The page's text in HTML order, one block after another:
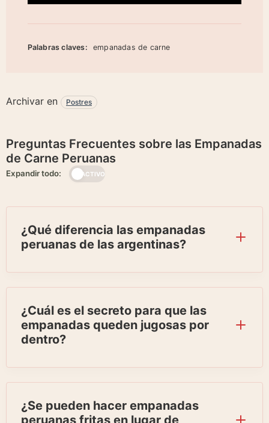
Palabras claves: empanadas de carne
Archivar en Postres
Preguntas Frecuentes sobre las Empanadas
de Carne Peruanas
Expandir todo: INACTIVO
¿Qué diferencia las empanadas
peruanas de las argentinas?
¿Cuál es el secreto para que las
empanadas queden jugosas por
dentro?
¿Se pueden hacer empanadas
peruanas fritas en lugar de